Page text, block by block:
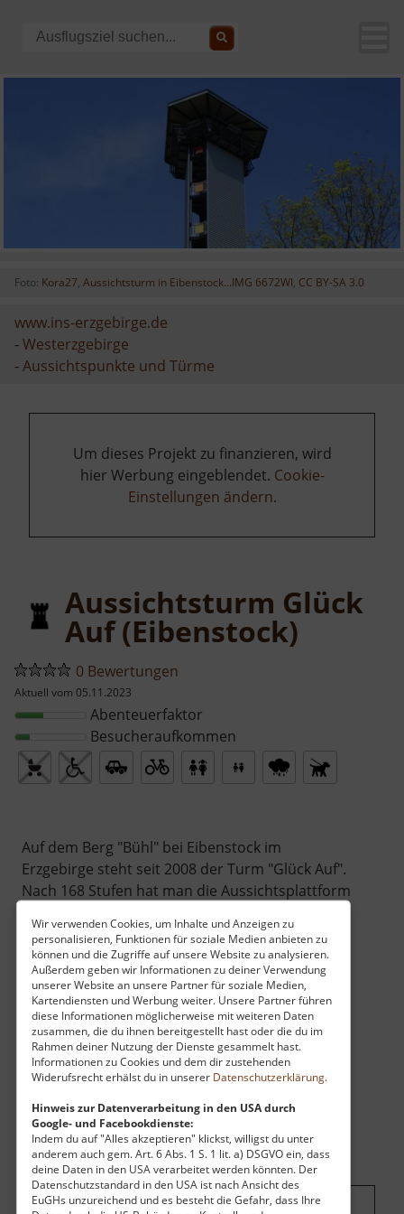
Wir verwenden Cookies, um Inhalte und Anzeigen zu
personalisieren, Funktionen für soziale Medien anbieten zu
können und die Zugriffe auf unsere Website zu analysieren.
Außerdem geben wir Informationen zu deiner Verwendung
unserer Website an unsere Partner für soziale Medien,
Kartendiensten und Werbung weiter. Unsere Partner führen
diese Informationen möglicherweise mit weiteren Daten
zusammen, die du ihnen bereitgestellt hast oder die du im
Rahmen deiner Nutzung der Dienste gesammelt hast.
Informationen zu Cookies und dem dir zustehenden
Widerufsrecht erhälst du in unserer Datenschutzerklärung.
Hinweis zur Datenverarbeitung in den USA durch
Google- und Facebookdienste:
Indem du auf "Alles akzeptieren" klickst, willigst du unter
anderem auch gem. Art. 6 Abs. 1 S. 1 lit. a) DSGVO ein, dass
deine Daten in den USA verarbeitet werden könnten. Der
Datenschutzstandard in den USA ist nach Ansicht des
EuGHs unzureichend und es besteht die Gefahr, dass Ihre
Foto: Kora27, Aussichtsturm in Eibenstock...IMG 6672WI, CC BY-SA 3.0
www.ins-erzgebirge.de
-Westerzgebirge
-Aussichtspunkte und Türme
Um dieses Projekt zu finanzieren, wird
hier Werbung eingeblendet. Cookie-
Einstellungen ändern.
Aussichtsturm Glück
Auf (Eibenstock)
0 Bewertungen
Aktuell vom 05.11.2023
Abenteuerfaktor
Besucheraufkommen
Auf dem Berg "Bühl" bei Eibenstock im
Erzgebirge steht seit 2008 der Turm "Glück Auf".
Nach 168 Stufen hat man die Aussichtsplattform
ganze Turm ist noch sechs Meter höher. Von
hier aus bietet sich ein weiter Blick über die
Landschaft.